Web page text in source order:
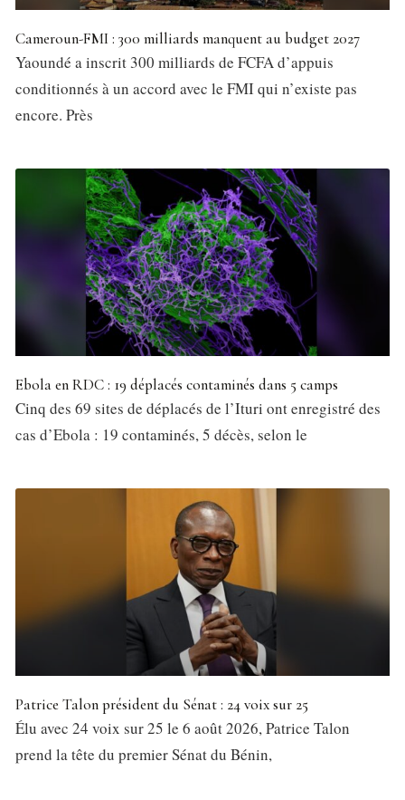
Cameroun-FMI : 300 milliards manquent au budget 2027
Yaoundé a inscrit 300 milliards de FCFA d’appuis
conditionnés à un accord avec le FMI qui n’existe pas
encore. Près
Ebola en RDC : 19 déplacés contaminés dans 5 camps
Cinq des 69 sites de déplacés de l’Ituri ont enregistré des
cas d’Ebola : 19 contaminés, 5 décès, selon le
Patrice Talon président du Sénat : 24 voix sur 25
Élu avec 24 voix sur 25 le 6 août 2026, Patrice Talon
prend la tête du premier Sénat du Bénin,